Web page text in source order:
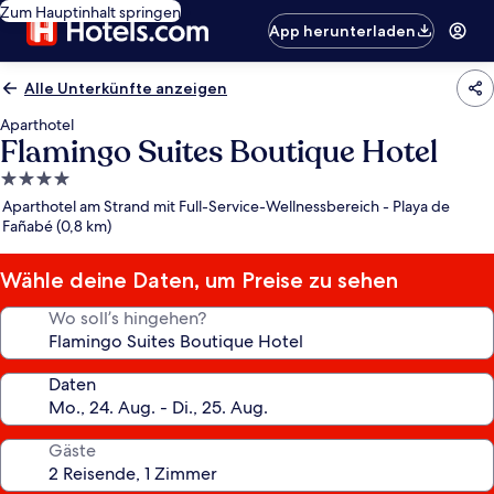
Zum Hauptinhalt springen
App herunterladen
Alle Unterkünfte anzeigen
Aparthotel
Flamingo Suites Boutique Hotel
4.0-
Sterne-
Unterkunft
Aparthotel am Strand mit Full-Service-Wellnessbereich - Playa de
Fañabé (0,8 km)
Wähle deine Daten, um Preise zu sehen
Wo soll’s hingehen?
Daten
Gäste